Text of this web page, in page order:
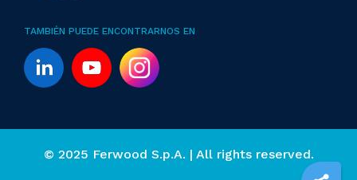
TAMBIÉN PUEDE ENCONTRARNOS EN
© 2025 Ferwood S.p.A. | All rights reserved.